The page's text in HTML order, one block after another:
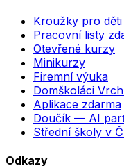
Kroužky pro děti
Pracovní listy
Otevřené kurzy
Minikurzy
Firemní výuka
Domškoláci
Aplikace zdarma
Doučík — AI
Střední školy v
Odkazy